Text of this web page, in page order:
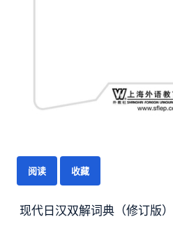
阅读 收藏
现代日汉双解词典（修订版）